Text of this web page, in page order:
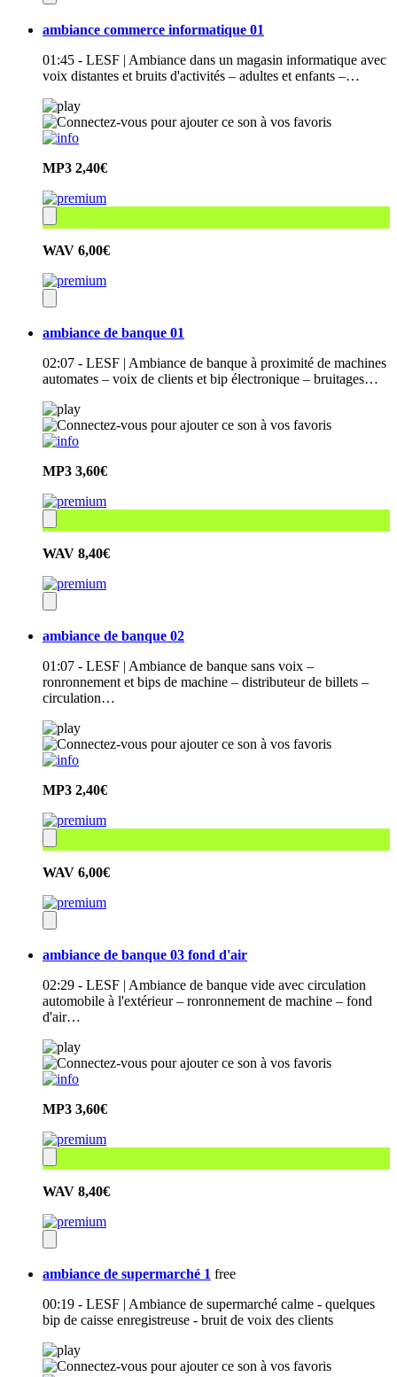
ambiance commerce informatique 01
01:45 - LESF | Ambiance dans un magasin informatique avec
voix distantes et bruits d'activités – adultes et enfants –…
MP3 2,40€
WAV 6,00€
ambiance de banque 01
02:07 - LESF | Ambiance de banque à proximité de machines
automates – voix de clients et bip électronique – bruitages…
MP3 3,60€
WAV 8,40€
ambiance de banque 02
01:07 - LESF | Ambiance de banque sans voix –
ronronnement et bips de machine – distributeur de billets –
circulation…
MP3 2,40€
WAV 6,00€
ambiance de banque 03 fond d'air
02:29 - LESF | Ambiance de banque vide avec circulation
automobile à l'extérieur – ronronnement de machine – fond
d'air…
MP3 3,60€
WAV 8,40€
ambiance de supermarché 1 free
00:19 - LESF | Ambiance de supermarché calme - quelques
bip de caisse enregistreuse - bruit de voix des clients